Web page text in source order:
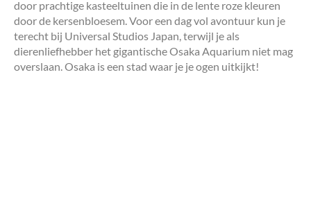
door prachtige kasteeltuinen die in de lente roze kleuren
door de kersenbloesem. Voor een dag vol avontuur kun je
terecht bij Universal Studios Japan, terwijl je als
dierenliefhebber het gigantische Osaka Aquarium niet mag
overslaan. Osaka is een stad waar je je ogen uitkijkt!